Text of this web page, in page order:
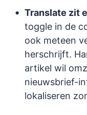
Translate zit
toggle in de
ook meteen
herschrijft.
artikel wil
nieuwsbrief-
lokaliseren